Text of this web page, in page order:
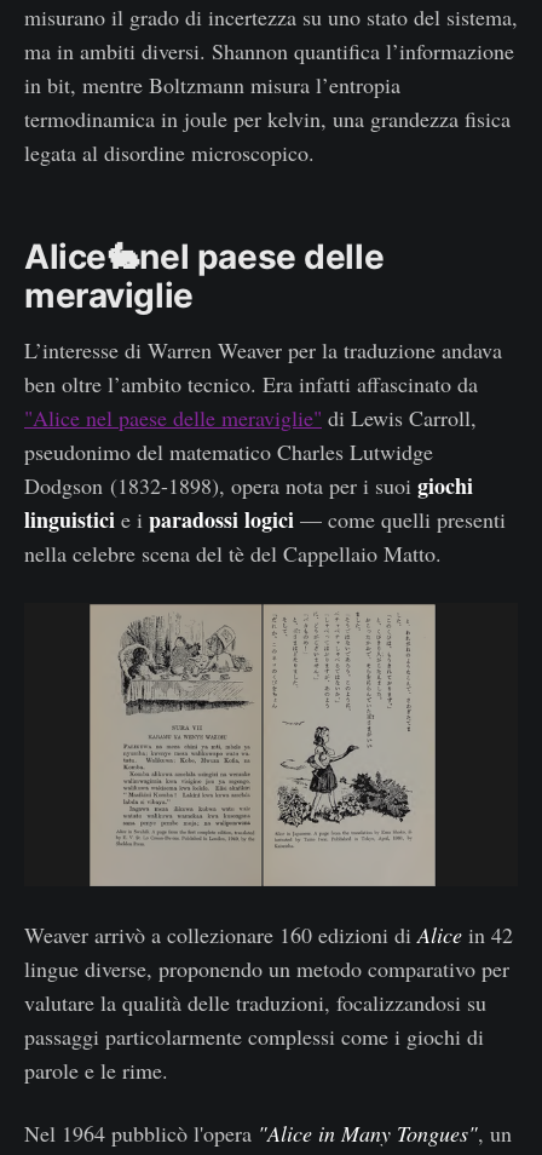
misurano il grado di incertezza su uno stato del sistema,
ma in ambiti diversi. Shannon quantifica l’informazione
in bit, mentre Boltzmann misura l’entropia
termodinamica in joule per kelvin, una grandezza fisica
legata al disordine microscopico.
Alice🐇nel paese delle
meraviglie
L’interesse di Warren Weaver per la traduzione andava
ben oltre l’ambito tecnico. Era infatti affascinato da
"Alice nel paese delle meraviglie" di Lewis Carroll,
pseudonimo del matematico Charles Lutwidge
Dodgson (1832-1898), opera nota per i suoi giochi
linguistici e i paradossi logici — come quelli presenti
nella celebre scena del tè del Cappellaio Matto.
Weaver arrivò a collezionare 160 edizioni diAlice in 42
lingue diverse, proponendo un metodo comparativo per
valutare la qualità delle traduzioni, focalizzandosi su
passaggi particolarmente complessi come i giochi di
parole e le rime.
Nel 1964 pubblicò l'opera "Alice in Many Tongues", un